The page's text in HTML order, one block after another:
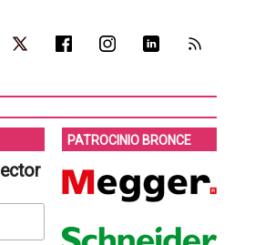
PATROCINIO BRONCE